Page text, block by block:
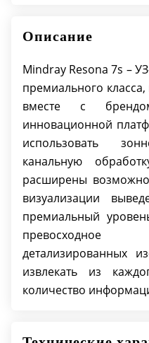
пикселей:
изображения по
сканировании без
фокусного
Функция
ретроспективный
автоматического
целью повысить
для регулируемой,
конкретных тканей
Функция
данных: улучшение
использование
Описание
Mindray Resona 7s –
премиального
вместе с
инновационной
использовать
канальную
расширены
визуализации
премиальный
превосходное
детализированных
извлекать из
количество